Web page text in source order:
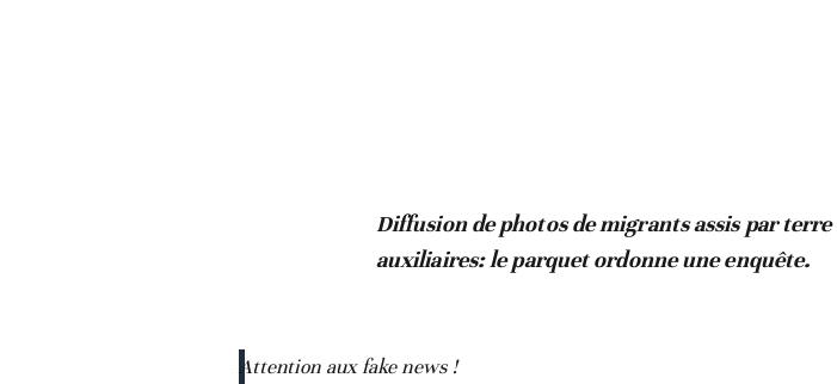
Diffusion de photos de migrants assis par terre
auxiliaires: le parquet ordonne une enquête.
Attention aux fake news !